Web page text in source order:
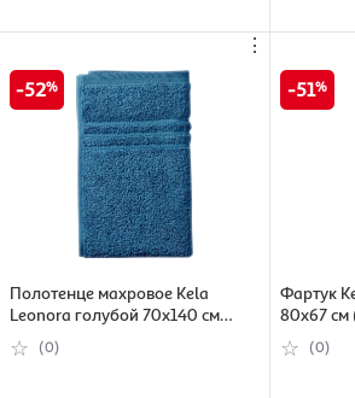
⋮
52
Полотенце махровое Kela
Leonora голубой 70х140 см
(26333)
(0)
51
Фартук
80x67 см
(0)